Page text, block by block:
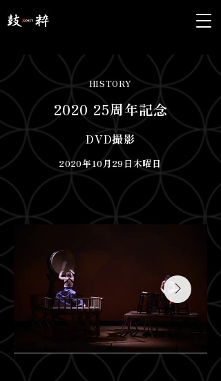
HISTORY
2020 25周年記念
DVD撮影
2020年10月29日木曜日